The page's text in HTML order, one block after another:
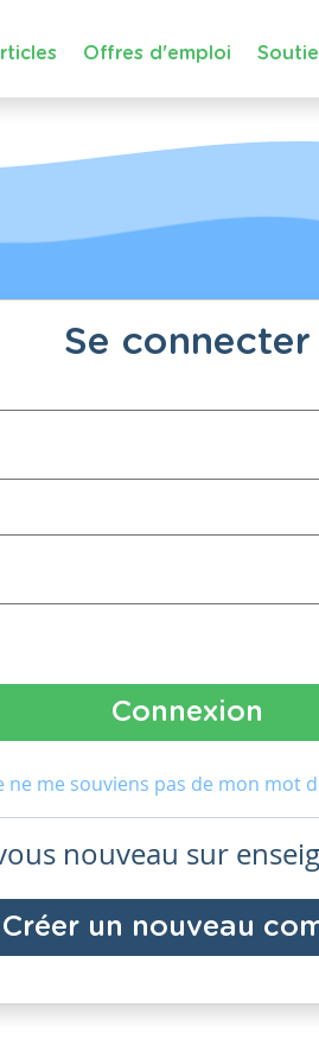
Offres d'emploi
Se connecter
ne me souviens pas de mon mot
nouveau sur
Créer un nouveau